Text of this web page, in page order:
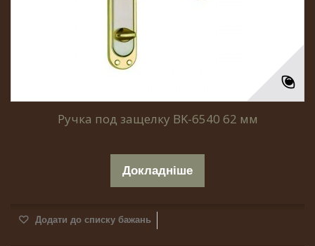
Ручка под защелку BK-6540 62 мм
Докладніше
Додати до списку бажань